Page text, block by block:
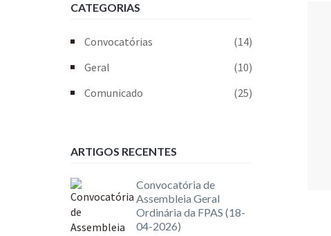
CATEGORIAS
Convocatórias
(14)
Geral
(10)
Comunicado
(25)
ARTIGOS RECENTES
Convocatória de
Assembleia Geral
Ordinária da FPAS (18-
04-2026)